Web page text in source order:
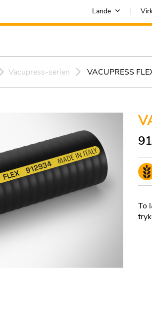
Lande
Vacupress-serien VACUPRESS
To